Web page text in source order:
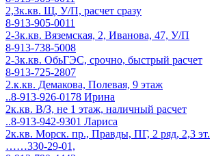
2,3к.кв. Щ, У/П, расчет сразу
8-913-905-0011
2-3к.кв. Вяземская, 2, Иванова, 47, У/П
8-913-738-5008
2-3к.кв. ОбьГЭС, срочно, быстрый расчет
8-913-725-2807
2.к.кв. Демакова, Полевая, 9 этаж
..8-913-926-0178 Ирина
2к.кв. В/З, не 1 этаж, наличный расчет
..8-913-942-9301 Лариса
2к.кв. Морск. пр., Правды, ПГ, 2 ряд, 2,3 эт.
……330-29-01,